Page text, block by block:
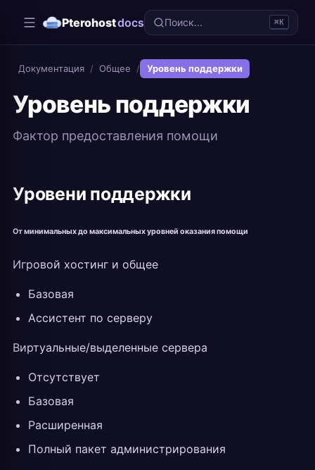
Pterohostdocs Поиск... ⌘K
Документация / Общее / Уровень поддержки
Уровень поддержки
Фактор предоставления помощи
Уровени поддержки
От минимальных до максимальных уровней оказания помощи
Игровой хостинг и общее
Базовая
Ассистент по серверу
Виртуальные/выделенные сервера
Отсутствует
Базовая
Расширенная
Полный пакет администрирования